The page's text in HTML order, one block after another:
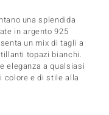
una splendida
in argento 925
un mix di tagli a
topazi bianchi.
eleganza a qualsiasi
colore e di stile alla